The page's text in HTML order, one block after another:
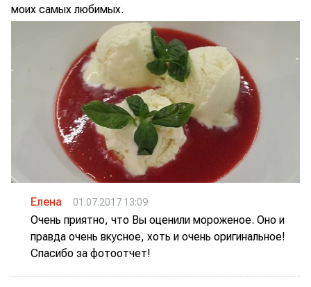
моих самых любимых.
Елена 01.07.2017 13:09
Очень приятно, что Вы оценили мороженое. Оно и
правда очень вкусное, хоть и очень оригинальное!
Спасибо за фотоотчет!